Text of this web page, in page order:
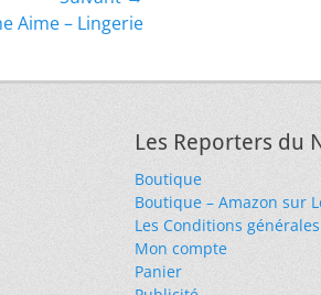
Aime – Lingerie
Les Reporters du
Boutique
Boutique – Amazon sur
Les Conditions
Mon compte
Panier